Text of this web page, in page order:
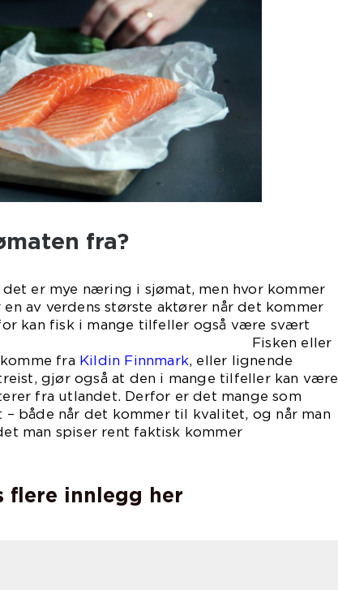
fra?
er mye næring i sjømat, men hvor kommer
av verdens største aktører når det kommer
kan fisk i mange tilfeller også være svært
Fisken eller
fra Kildin Finnmark, eller lignende
gjør også at den i mange tilfeller kan være
fra utlandet. Derfor er det mange som
både når det kommer til kvalitet, og når man
man spiser rent faktisk kommer
flere innlegg her